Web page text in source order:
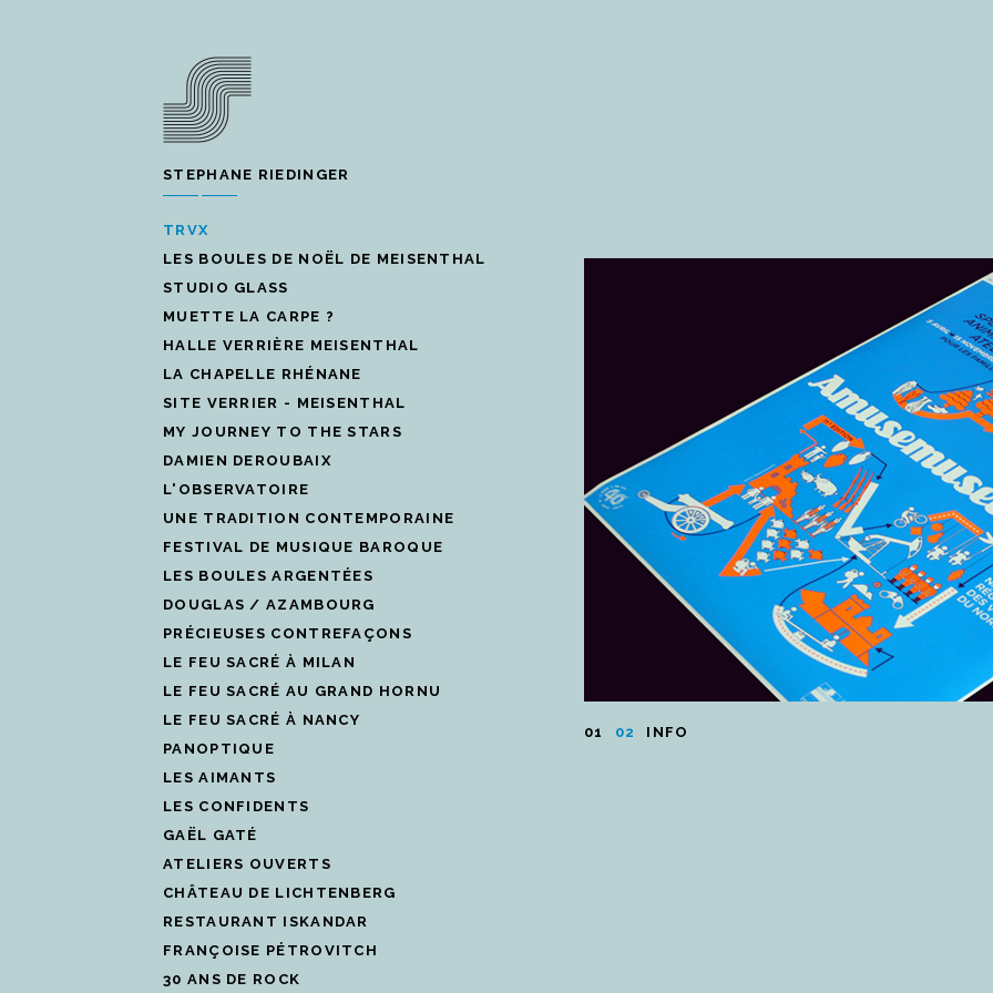
STEPHANE RIEDINGER
TRVX
LES BOULES DE NOËL DE MEISENTHAL
STUDIO GLASS
MUETTE LA CARPE ?
HALLE VERRIÈRE MEISENTHAL
LA CHAPELLE RHÉNANE
SITE VERRIER - MEISENTHAL
MY JOURNEY TO THE STARS
DAMIEN DEROUBAIX
L'OBSERVATOIRE
UNE TRADITION CONTEMPORAINE
FESTIVAL DE MUSIQUE BAROQUE
LES BOULES ARGENTÉES
DOUGLAS / AZAMBOURG
PRÉCIEUSES CONTREFAÇONS
LE FEU SACRÉ À MILAN
LE FEU SACRÉ AU GRAND HORNU
LE FEU SACRÉ À NANCY
PANOPTIQUE
LES AIMANTS
LES CONFIDENTS
GAËL GATÉ
ATELIERS OUVERTS
CHÂTEAU DE LICHTENBERG
RESTAURANT ISKANDAR
FRANÇOISE PÉTROVITCH
30 ANS DE ROCK
01 02 INFO